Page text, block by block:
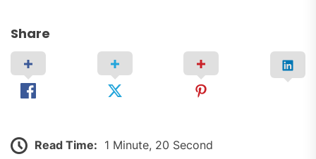
Share
Read Time: 1 Minute, 20 Second